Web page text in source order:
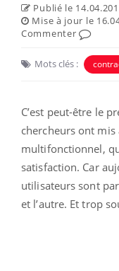
Publié le
Mise à jour le
Commenter
Mots clés :
C’est peut-être le
chercheurs ont
multifonctionnel,
satisfaction. Car
utilisateurs sont
et l’autre. Et trop